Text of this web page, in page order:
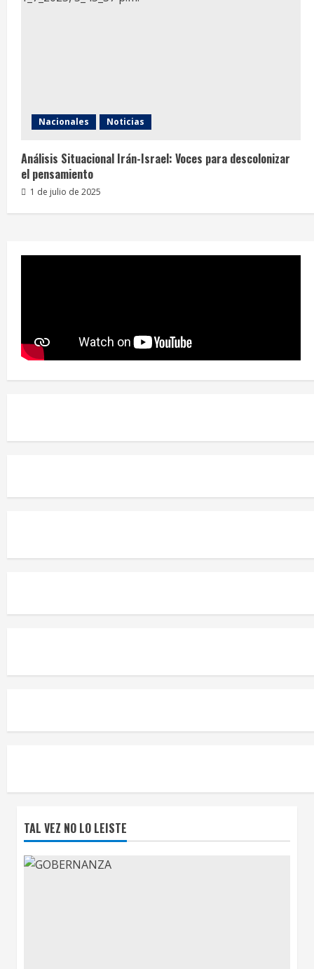
Nacionales Noticias
Análisis Situacional Irán-Israel: Voces para descolonizar
el pensamiento
1 de julio de 2025
TAL VEZ NO LO LEISTE